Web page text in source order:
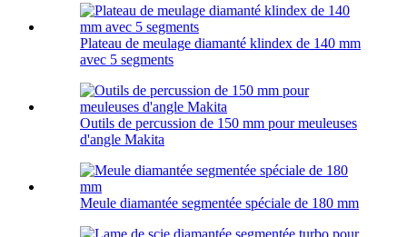
Plateau de meulage diamanté klindex de 140 mm
avec 5 segments
Outils de percussion de 150 mm pour meuleuses
d'angle Makita
Meule diamantée segmentée spéciale de 180 mm